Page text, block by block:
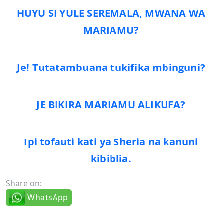
HUYU SI YULE SEREMALA, MWANA WA
MARIAMU?
Je! Tutatambuana tukifika mbinguni?
JE BIKIRA MARIAMU ALIKUFA?
Ipi tofauti kati ya Sheria na kanuni
kibiblia.
Share on:
WhatsApp